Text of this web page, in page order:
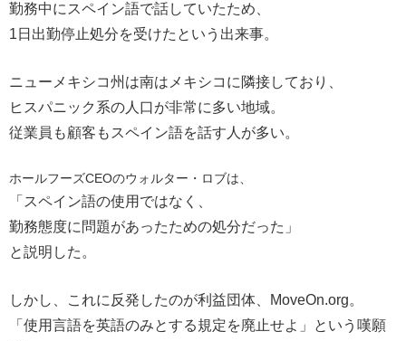
勤務中にスペイン語で話していたため、
1日出勤停止処分を受けたという出来事。
ニューメキシコ州は南はメキシコに隣接しており、
ヒスパニック系の人口が非常に多い地域。
従業員も顧客もスペイン語を話す人が多い。
ホールフーズCEOのウォルター・ロブは、
「スペイン語の使用ではなく、
勤務態度に問題があったための処分だった」
と説明した。
しかし、これに反発したのが利益団体、MoveOn.org。
「使用言語を英語のみとする規定を廃止せよ」という嘆願